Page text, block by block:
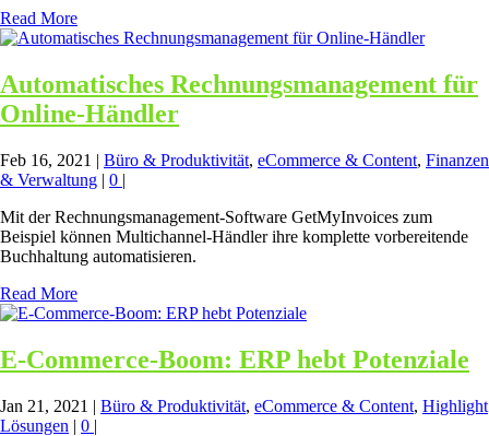
Read More
Automatisches Rechnungsmanagement für
Online-Händler
Feb 16, 2021 | Büro & Produktivität, eCommerce & Content, Finanzen
& Verwaltung | 0 |
Mit der Rechnungsmanagement-Software GetMyInvoices zum
Beispiel können Multichannel-Händler ihre komplette vorbereitende
Buchhaltung automatisieren.
Read More
E-Commerce-Boom: ERP hebt Potenziale
Jan 21, 2021 | Büro & Produktivität, eCommerce & Content, Highlight
Lösungen | 0 |